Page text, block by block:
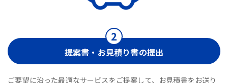
提案書・お見積り書の提出
ご要望に沿った最適なサービスをご提案して、お見積書をお送り